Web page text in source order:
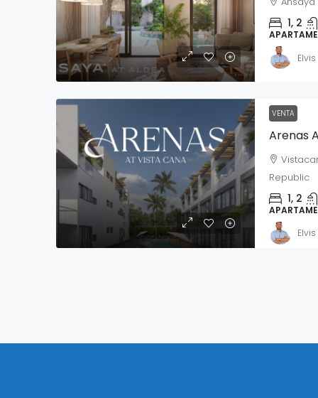
1, 2
VENTA
Arenas
Republic
1, 2